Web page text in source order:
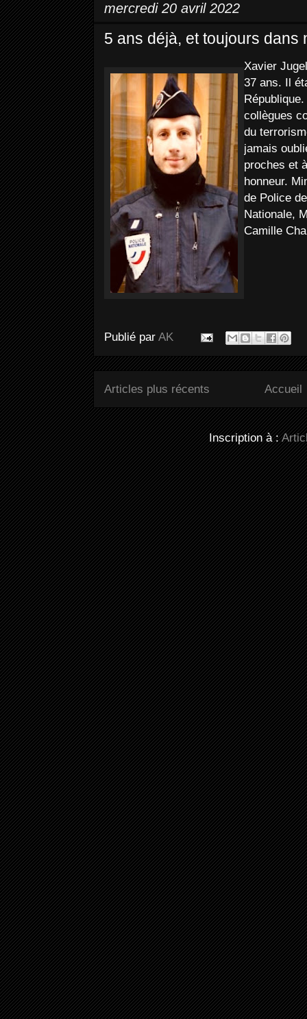
mercredi 20 avril 2022
5 ans déjà, et toujours dans
Xavier
37 ans. Il
collègues
du
jamais
proches et
honneur.
de Police
Nationale,
Camille
Publié par AK
Articles plus récents Accueil
Inscription à :